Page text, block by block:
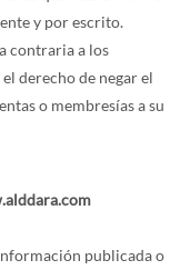
y por escrito.
contraria a los
derecho de negar el
o membresías a su
publicada o